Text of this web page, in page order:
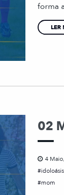
forma
LER
02
4
idoloásis
mom